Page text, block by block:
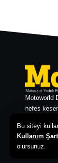
Bu siteyi
Kullanım
olursunuz.
Motoworld
nefes
zengin E-
her zaman